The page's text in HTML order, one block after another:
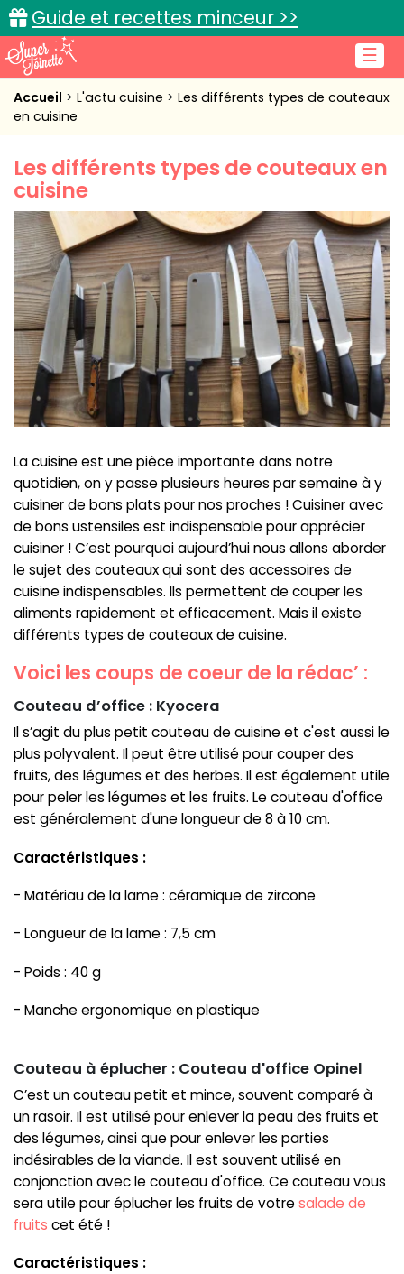
☰
Guide et recettes minceur >>
Accueil
Cuisine pratique
L'actu cuisine
Connexion
Accueil L'actu cuisine
Les différents types de couteaux
en cuisine
Les différents types de couteaux en
cuisine
La cuisine est une pièce importante dans notre
quotidien, on y passe plusieurs heures par semaine à y
cuisiner de bons plats pour nos proches ! Cuisiner avec
de bons ustensiles est indispensable pour apprécier
cuisiner ! C’est pourquoi aujourd’hui nous allons aborder
le sujet des couteaux qui sont des accessoires de
cuisine indispensables. Ils permettent de couper les
aliments rapidement et efficacement. Mais il existe
différents types de couteaux de cuisine.
Voici les coups de coeur de la rédac’ :
Couteau d’office : ​​Kyocera
Il s’agit du plus petit couteau de cuisine et c'est aussi le
plus polyvalent. Il peut être utilisé pour couper des
fruits, des légumes et des herbes. Il est également utile
pour peler les légumes et les fruits. Le couteau d'office
est généralement d'une longueur de 8 à 10 cm.
Caractéristiques :
- Matériau de la lame : céramique de zircone
- Longueur de la lame : 7,5 cm
- Poids : 40 g
- Manche ergonomique en plastique
Couteau à éplucher : Couteau d'office Opinel
C’est un couteau petit et mince, souvent comparé à
un rasoir. Il est utilisé pour enlever la peau des fruits et
des légumes, ainsi que pour enlever les parties
indésirables de la viande. Il est souvent utilisé en
conjonction avec le couteau d'office. Ce couteau vous
sera utile pour éplucher les fruits de votre salade de
fruits cet été !
Caractéristiques :